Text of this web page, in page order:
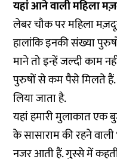
यहां आने वाली महिला
लेबर चौक पर महिला
हालांकि इनकी संख्या
माने तो इन्हें जल्दी काम
पुरुषों से कम पैसे मिलते हैं.
लिया जाता है.
यहां हमारी मुलाकात एक
के सासाराम की रहने
नजर आती हैं. गुस्से में कहती